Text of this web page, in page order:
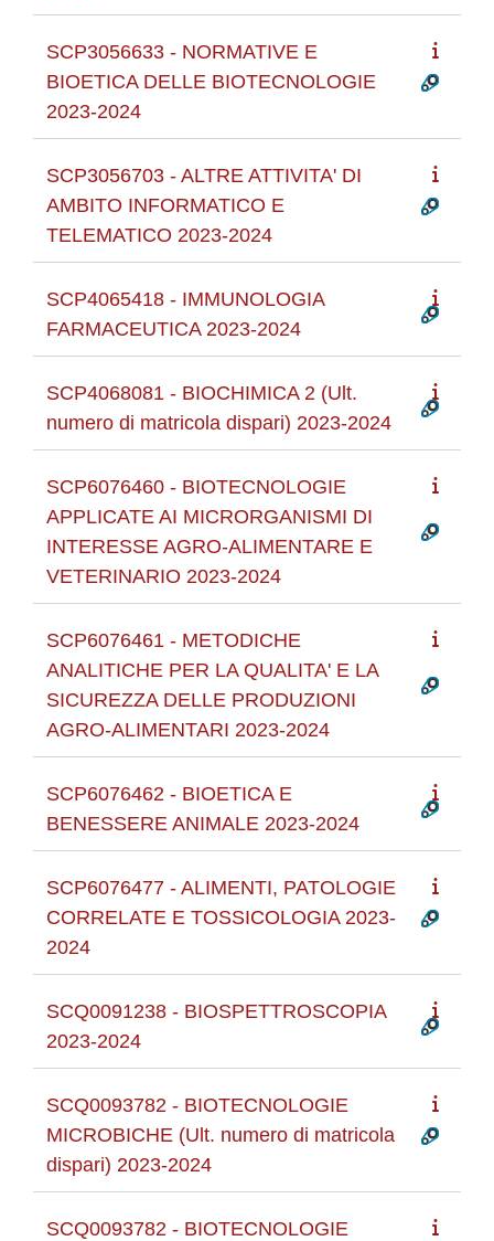
SCP3056633 - NORMATIVE E
BIOETICA DELLE BIOTECNOLOGIE
2023-2024
SCP3056703 - ALTRE ATTIVITA' DI
AMBITO INFORMATICO E
TELEMATICO 2023-2024
SCP4065418 - IMMUNOLOGIA
FARMACEUTICA 2023-2024
SCP4068081 - BIOCHIMICA 2 (Ult.
numero di matricola dispari) 2023-2024
SCP6076460 - BIOTECNOLOGIE
APPLICATE AI MICRORGANISMI DI
INTERESSE AGRO-ALIMENTARE E
VETERINARIO 2023-2024
SCP6076461 - METODICHE
ANALITICHE PER LA QUALITA' E LA
SICUREZZA DELLE PRODUZIONI
AGRO-ALIMENTARI 2023-2024
SCP6076462 - BIOETICA E
BENESSERE ANIMALE 2023-2024
SCP6076477 - ALIMENTI, PATOLOGIE
CORRELATE E TOSSICOLOGIA 2023-
2024
SCQ0091238 - BIOSPETTROSCOPIA
2023-2024
SCQ0093782 - BIOTECNOLOGIE
MICROBICHE (Ult. numero di matricola
dispari) 2023-2024
SCQ0093782 - BIOTECNOLOGIE